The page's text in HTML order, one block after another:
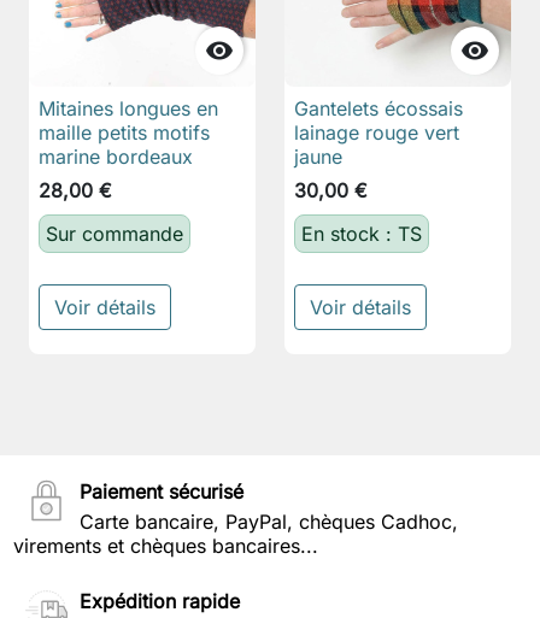

Mitaines longues en
maille petits motifs
marine bordeaux
28,00 €
Sur commande
Voir détails

Gantelets écossais
lainage rouge vert
jaune
30,00 €
En stock : TS
Voir détails
Paiement sécurisé
Carte bancaire, PayPal, chèques Cadhoc,
virements et chèques bancaires...
Expédition rapide